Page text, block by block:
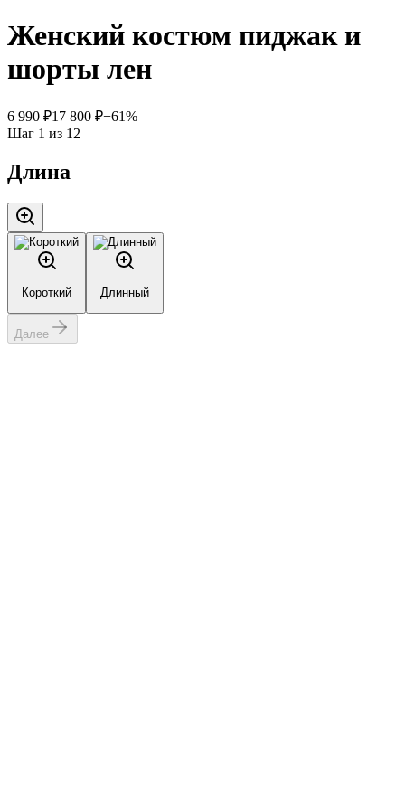
Женский костюм пиджак и
шорты лен
6 990 ₽17 800 ₽−61%
Шаг 1 из 12
Длина
Короткий Длинный
Далее